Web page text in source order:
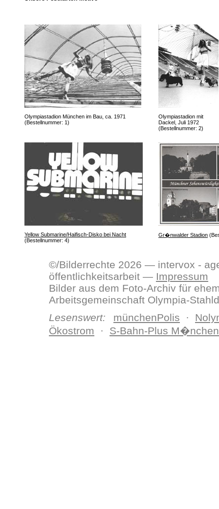
Olympiastadion München im Bau, ca. 1971
(Bestellnummer: 1)
Olympiastadion mit
Dackel, Juli 1972
(Bestellnummer: 2)
Yellow Submarine/Haifisch-Disko bei Nacht
(Bestellnummer: 4)
Gr�nwalder Stadion
©/Bilderrechte 2026 — intervox -
öffentlichkeitsarbeit — Impressum
Bilder aus dem Foto-Archiv für
Arbeitsgemeinschaft Olympia-
Lesenswert:
münchenPolis ·
Ökostrom · S-Bahn-Plus M�nchen